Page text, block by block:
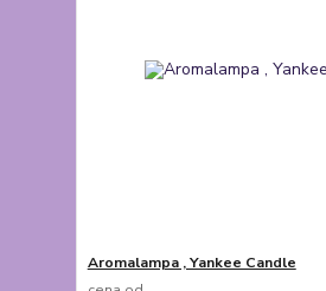
Aromalampa , Yankee Candle